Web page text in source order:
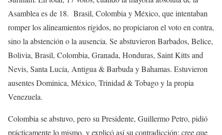
Asamblea es de 18. Brasil, Colombia y México, que intentaban
romper los alineamientos rígidos, no propiciaron el voto en contra,
sino la abstención o la ausencia. Se abstuvieron Barbados, Belice,
Bolivia, Brasil, Colombia, Granada, Honduras, Saint Kitts and
Nevis, Santa Lucía, Antigua & Barbuda y Bahamas. Estuvieron
ausentes Dominica, México, Trinidad & Tobago y la propia
Venezuela.
Colombia se abstuvo, pero su Presidente, Guillermo Petro, pidió
prácticamente lo mismo, y explicó así su contradicción: cree que